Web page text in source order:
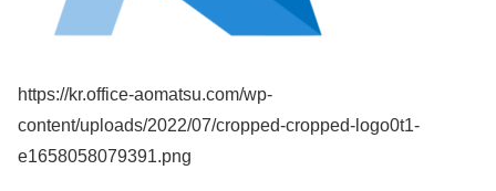
https://kr.office-aomatsu.com/wp-
content/uploads/2022/07/cropped-cropped-logo0t1-
e1658058079391.png